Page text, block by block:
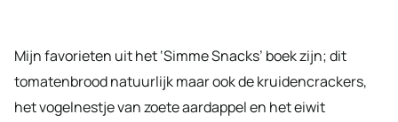
Mijn favorieten uit het ‘Simme Snacks’ boek zijn; dit
tomatenbrood natuurlijk maar ook de kruidencrackers,
het vogelnestje van zoete aardappel en het eiwit